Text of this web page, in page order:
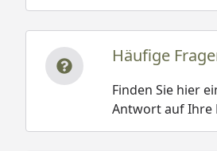
Häufige
Finden Sie hier
Antwort auf Ihre